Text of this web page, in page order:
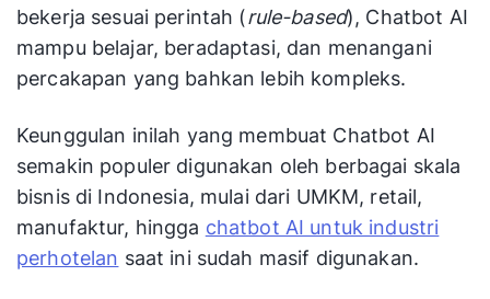
bekerja sesuai perintah (rule-based), Chatbot AI
mampu belajar, beradaptasi, dan menangani
percakapan yang bahkan lebih kompleks.
Keunggulan inilah yang membuat Chatbot AI
semakin populer digunakan oleh berbagai skala
bisnis di Indonesia, mulai dari UMKM, retail,
manufaktur, hingga chatbot AI untuk industri
perhotelan saat ini sudah masif digunakan.